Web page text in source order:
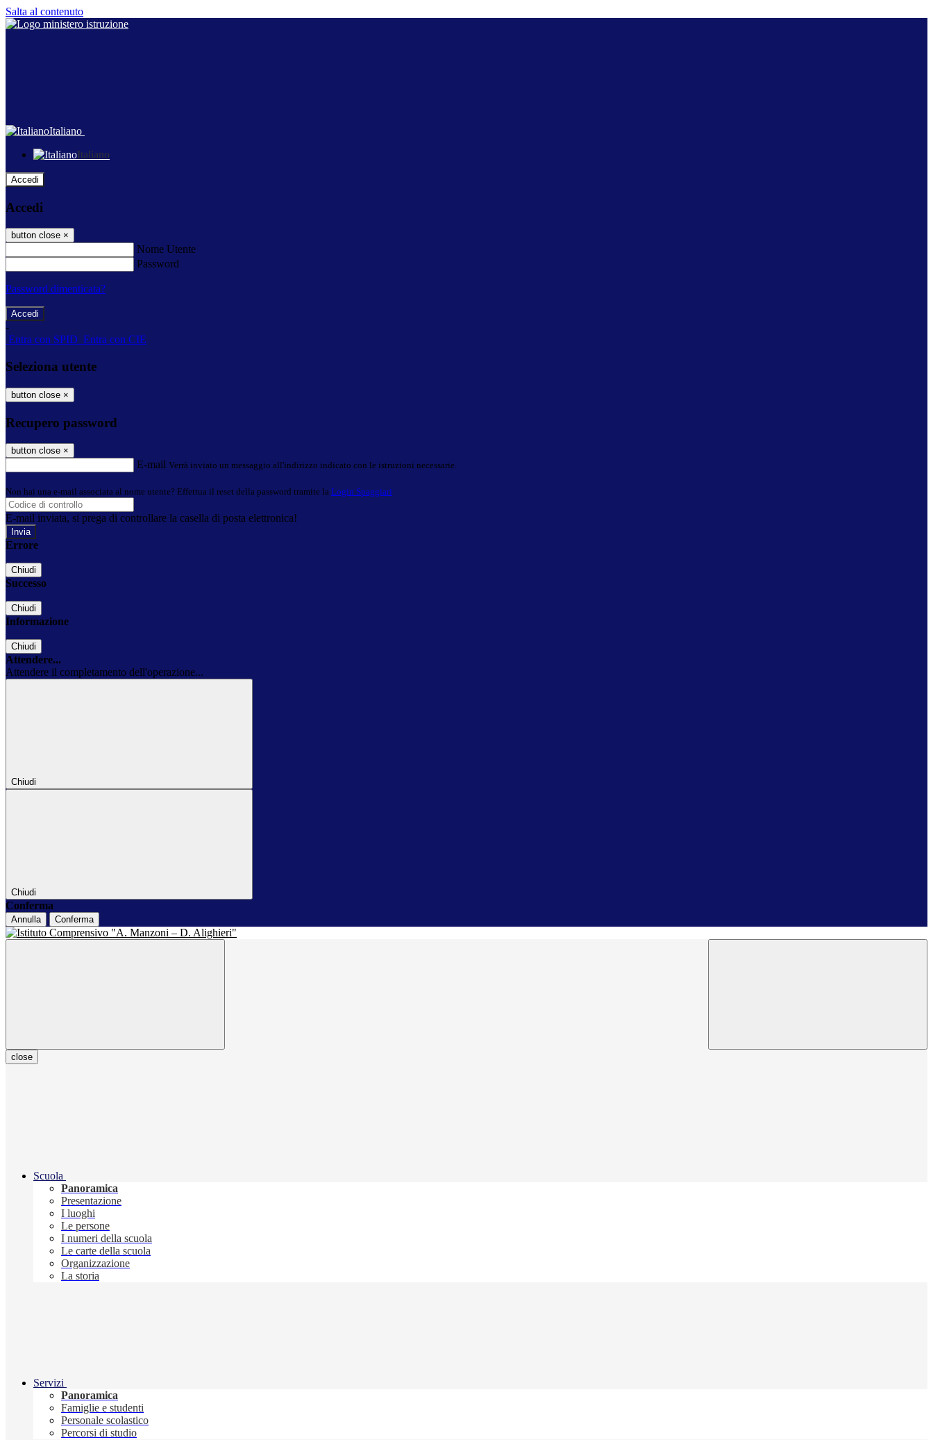
Salta al contenuto
Italiano
Italiano
Accedi
Accedi
button close ×
Nome Utente
Password
Password dimenticata?
-
Entra con SPID Entra con CIE
Seleziona utente
button close ×
Recupero password
button close ×
E-mail Verrà inviato un messaggio all'indirizzo indicato con le istruzioni necessarie.
Non hai una e-mail associata al nome utente? Effettua il reset della password tramite la Login Spaggiari
E-mail inviata, si prega di controllare la casella di posta elettronica!
Errore
Chiudi
Successo
Chiudi
Informazione
Chiudi
Attendere...
Attendere il completamento dell'operazione...
Chiudi
Chiudi
Conferma
Annulla Conferma
close
Scuola
Panoramica
Presentazione
I luoghi
Le persone
I numeri della scuola
Le carte della scuola
Organizzazione
La storia
Servizi
Panoramica
Famiglie e studenti
Personale scolastico
Percorsi di studio